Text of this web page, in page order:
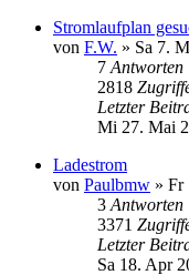
Stromlaufplan
von F.W. » Sa 7.
7 Antworten
2818
Letzter
Mi 27. Mai
Ladestrom
von Paulbmw » Fr
3 Antworten
3371
Letzter
Sa 18. Apr